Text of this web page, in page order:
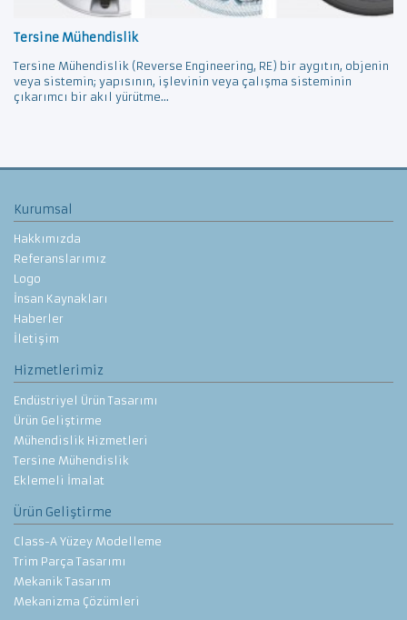
Tersine Mühendislik
Tersine Mühendislik (Reverse Engineering, RE) bir aygıtın, objenin
veya sistemin; yapısının, işlevinin veya çalışma sisteminin
çıkarımcı bir akıl yürütme...
Kurumsal
Hakkımızda
Referanslarımız
Logo
İnsan Kaynakları
Haberler
İletişim
Hizmetlerimiz
Endüstriyel Ürün Tasarımı
Ürün Geliştirme
Mühendislik Hizmetleri
Tersine Mühendislik
Eklemeli İmalat
Ürün Geliştirme
Class-A Yüzey Modelleme
Trim Parça Tasarımı
Mekanik Tasarım
Mekanizma Çözümleri